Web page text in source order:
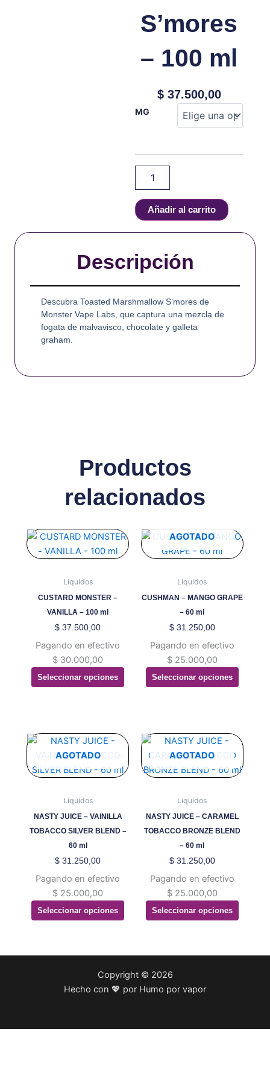
S’mores
– 100 ml
$37.500,00
MG
Monster
Edition
-
Toasted
S’mores
-
100
cantidad
Añadir al carrito
Descripción
Descubra Toasted Marshmallow S’mores de
Monster Vape Labs, que captura una mezcla de
fogata de malvavisco, chocolate y galleta
graham.
Productos
relacionados
Liquidos
CUSTARD MONSTER –
VANILLA – 100 ml
$ 37.500,00
Pagando en efectivo
$ 30.000,00
Seleccionar opciones
Este
producto
múltiples
variantes.
Las
opciones
pueden
elegir
en
producto
AGOTADO
Liquidos
CUSHMAN – MANGO GRAPE
– 60 ml
$31.250,00
Pagando en efectivo
$25.000,00
Seleccionar opciones
Este
producto
múltiples
variantes.
Las
opciones
pueden
elegir
en
producto
AGOTADO
Liquidos
NASTY JUICE – VAINILLA
TOBACCO SILVER BLEND –
60 ml
$ 31.250,00
Pagando en efectivo
$ 25.000,00
Seleccionar opciones
Este
producto
tiene
variantes.
Las
opciones
se
pueden
en
la
página
AGOTADO
Liquidos
NASTY JUICE – CARAMEL
TOBACCO BRONZE BLEND
– 60 ml
$31.250,00
Pagando en efectivo
$25.000,00
Seleccionar opciones
Este
producto
tiene
variantes.
Las
opciones
se
pueden
en
la
página
Copyright © 2026
Hecho con 💖 por Humo por vapor